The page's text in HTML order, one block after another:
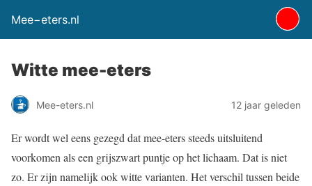
Mee−eters.nl
Witte mee-eters
Mee-eters.nl 12 jaar geleden
Er wordt wel eens gezegd dat mee-eters steeds uitsluitend
voorkomen als een grijszwart puntje op het lichaam. Dat is niet
zo. Er zijn namelijk ook witte varianten. Het verschil tussen beide